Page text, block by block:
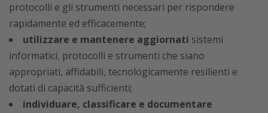
protocolli e gli strumenti necessari per rispondere
rapidamente ed efficacemente;
utilizzare e mantenere aggiornati sistemi
informatici, protocolli e strumenti che siano
appropriati, affidabili, tecnologicamente resilienti e
dotati di capacità sufficienti;
individuare, classificare e documentare